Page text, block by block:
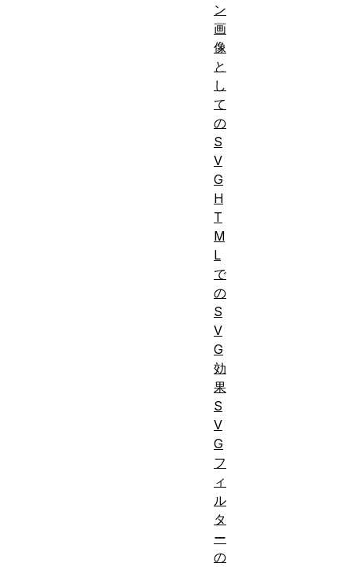
ン
画
像
と
し
て
の
S
V
G
H
T
M
L
で
の
S
V
G
効
果
S
V
G
フ
ィ
ル
タ
ー
の